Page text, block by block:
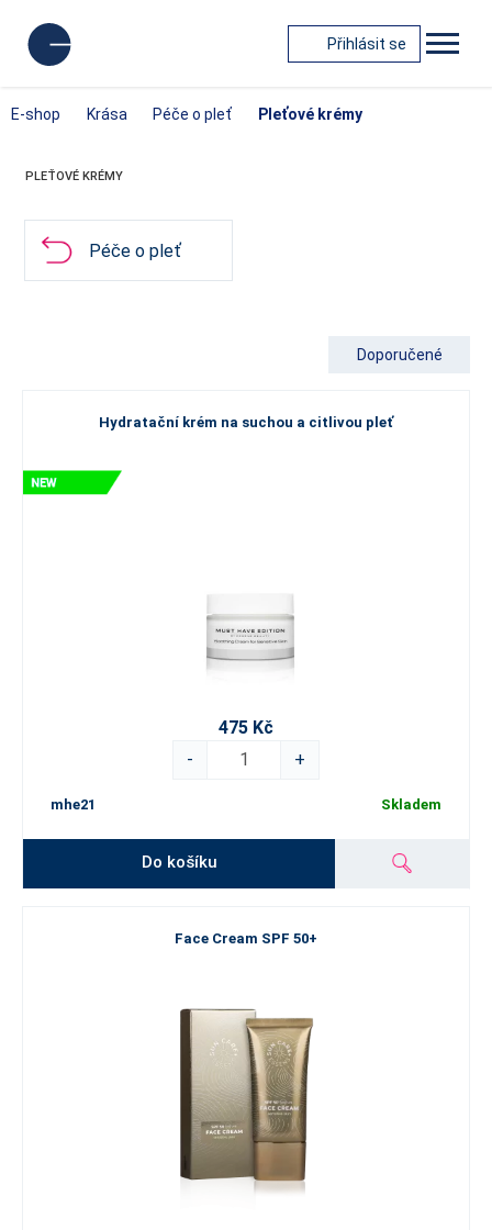
Přihlásit se
E-shop Krása Péče o pleť Pleťové krémy
PLEŤOVÉ KRÉMY
Péče o pleť
Doporučené
Hydratační krém na suchou a citlivou pleť
475 Kč
-
+
mhe21 Skladem
Do košíku
Face Cream SPF 50+